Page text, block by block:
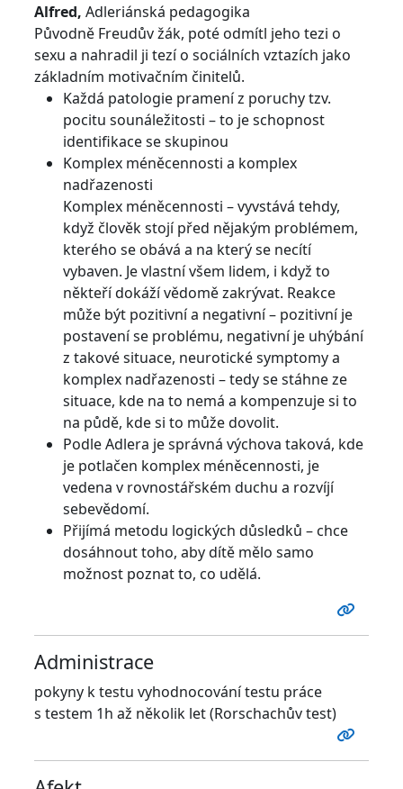
Alfred, Adleriánská pedagogika
Původně Freudův žák, poté odmítl jeho tezi o
sexu a nahradil ji tezí o sociálních vztazích jako
základním motivačním činitelů.
Každá patologie pramení z poruchy tzv.
pocitu sounáležitosti – to je schopnost
identifikace se skupinou
Komplex méněcennosti a komplex
nadřazenosti
Komplex méněcennosti – vyvstává tehdy,
když člověk stojí před nějakým problémem,
kterého se obává a na který se necítí
vybaven. Je vlastní všem lidem, i když to
někteří dokáží vědomě zakrývat. Reakce
může být pozitivní a negativní – pozitivní je
postavení se problému, negativní je uhýbání
z takové situace, neurotické symptomy a
komplex nadřazenosti – tedy se stáhne ze
situace, kde na to nemá a kompenzuje si to
na půdě, kde si to může dovolit.
Podle Adlera je správná výchova taková, kde
je potlačen komplex méněcennosti, je
vedena v rovnostářském duchu a rozvíjí
sebevědomí.
Přijímá metodu logických důsledků – chce
dosáhnout toho, aby dítě mělo samo
možnost poznat to, co udělá.
Administrace
pokyny k testu vyhodnocování testu práce
s testem 1h až několik let (Rorschachův test)